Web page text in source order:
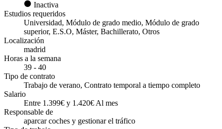
Inactiva
Estudios requeridos
Universidad, Módulo de grado medio, Módulo de grado
superior, E.S.O, Máster, Bachillerato, Otros
Localización
madrid
Horas a la semana
39 - 40
Tipo de contrato
Trabajo de verano, Contrato temporal a tiempo completo
Salario
Entre 1.399€ y 1.420€ Al mes
Responsable de
aparcar coches y gestionar el tráfico